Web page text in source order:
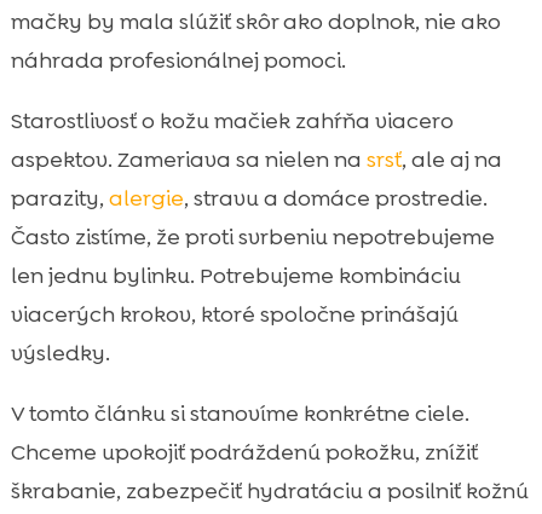
 Podstielka a prostredie: aj toaleta môže
ovplyvniť pokožku
bentonitová voľba s kontrolou zápachu
 Najčastejšie chyby pri bylinnej starostlivosti
a ako sa im vyhnúť
Záver
FAQ
mačky by mala slúžiť skôr ako doplnok, nie ako
náhrada profesionálnej pomoci.
Starostlivosť o kožu mačiek zahŕňa viacero
aspektov. Zameriava sa nielen na srsť, ale aj na
parazity, alergie, stravu a domáce prostredie.
Často zistíme, že proti svrbeniu nepotrebujeme
len jednu bylinku. Potrebujeme kombináciu
viacerých krokov, ktoré spoločne prinášajú
výsledky.
V tomto článku si stanovíme konkrétne ciele.
Chceme upokojiť podráždenú pokožku, znížiť
škrabanie, zabezpečiť hydratáciu a posilniť kožnú